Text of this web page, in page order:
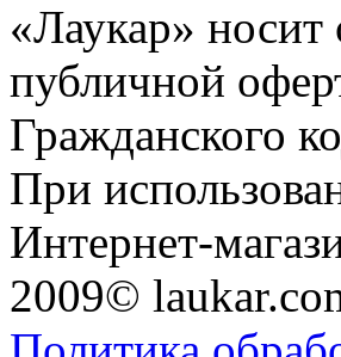
«Лаукар» носит
публичной
Гражданского
При
Интернет-
2009©